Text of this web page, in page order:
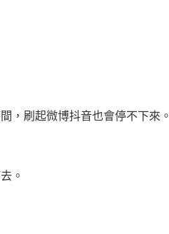
刷起微博抖音也會停不下來。
。